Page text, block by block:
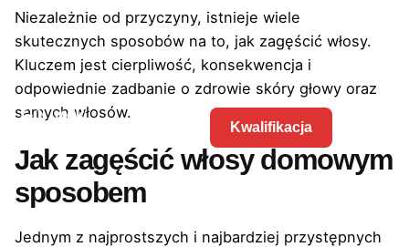
Kwalifikacja
Niezależnie od przyczyny, istnieje wiele
skutecznych sposobów na to, jak zagęścić włosy.
Kluczem jest cierpliwość, konsekwencja i
odpowiednie zadbanie o zdrowie skóry głowy oraz
samych włosów.
Jak zagęścić włosy domowym
sposobem
Jednym z najprostszych i najbardziej przystępnych